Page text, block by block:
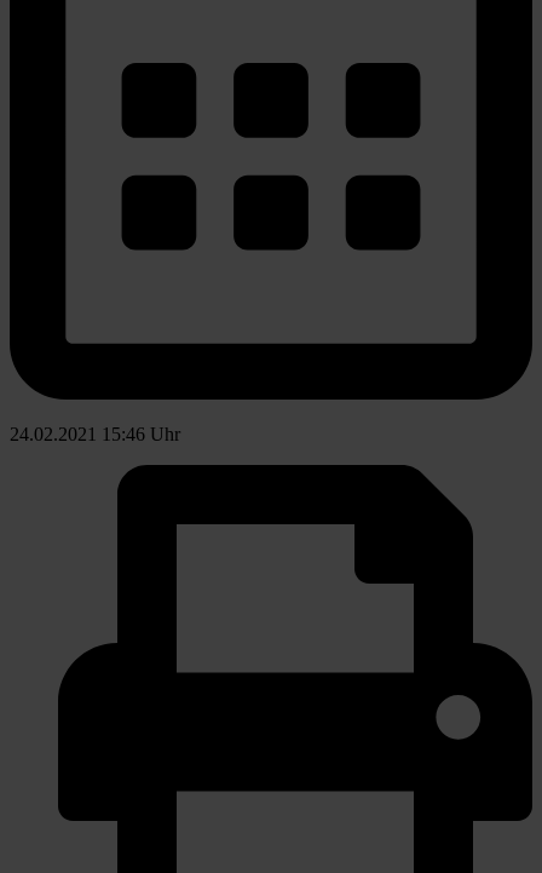
24.02.2021 15:46 Uhr